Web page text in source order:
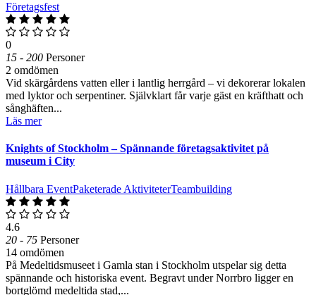
Företagsfest
0
15 - 200 Personer
2 omdömen
Vid skärgårdens vatten eller i lantlig herrgård – vi dekorerar lokalen
med lyktor och serpentiner. Självklart får varje gäst en kräfthatt och
sånghäften...
Läs mer
Knights of Stockholm – Spännande företagsaktivitet på
museum i City
Hållbara EventPaketerade AktiviteterTeambuilding
4.6
20 - 75 Personer
14 omdömen
På Medeltidsmuseet i Gamla stan i Stockholm utspelar sig detta
spännande och historiska event. Begravt under Norrbro ligger en
bortglömd medeltida stad,...